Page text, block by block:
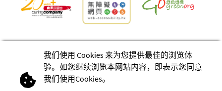
我们使用 Cookies 来为您提供最佳的浏览体
验。如您继续浏览本网站内容，即表示您同意
我们使用Cookies。